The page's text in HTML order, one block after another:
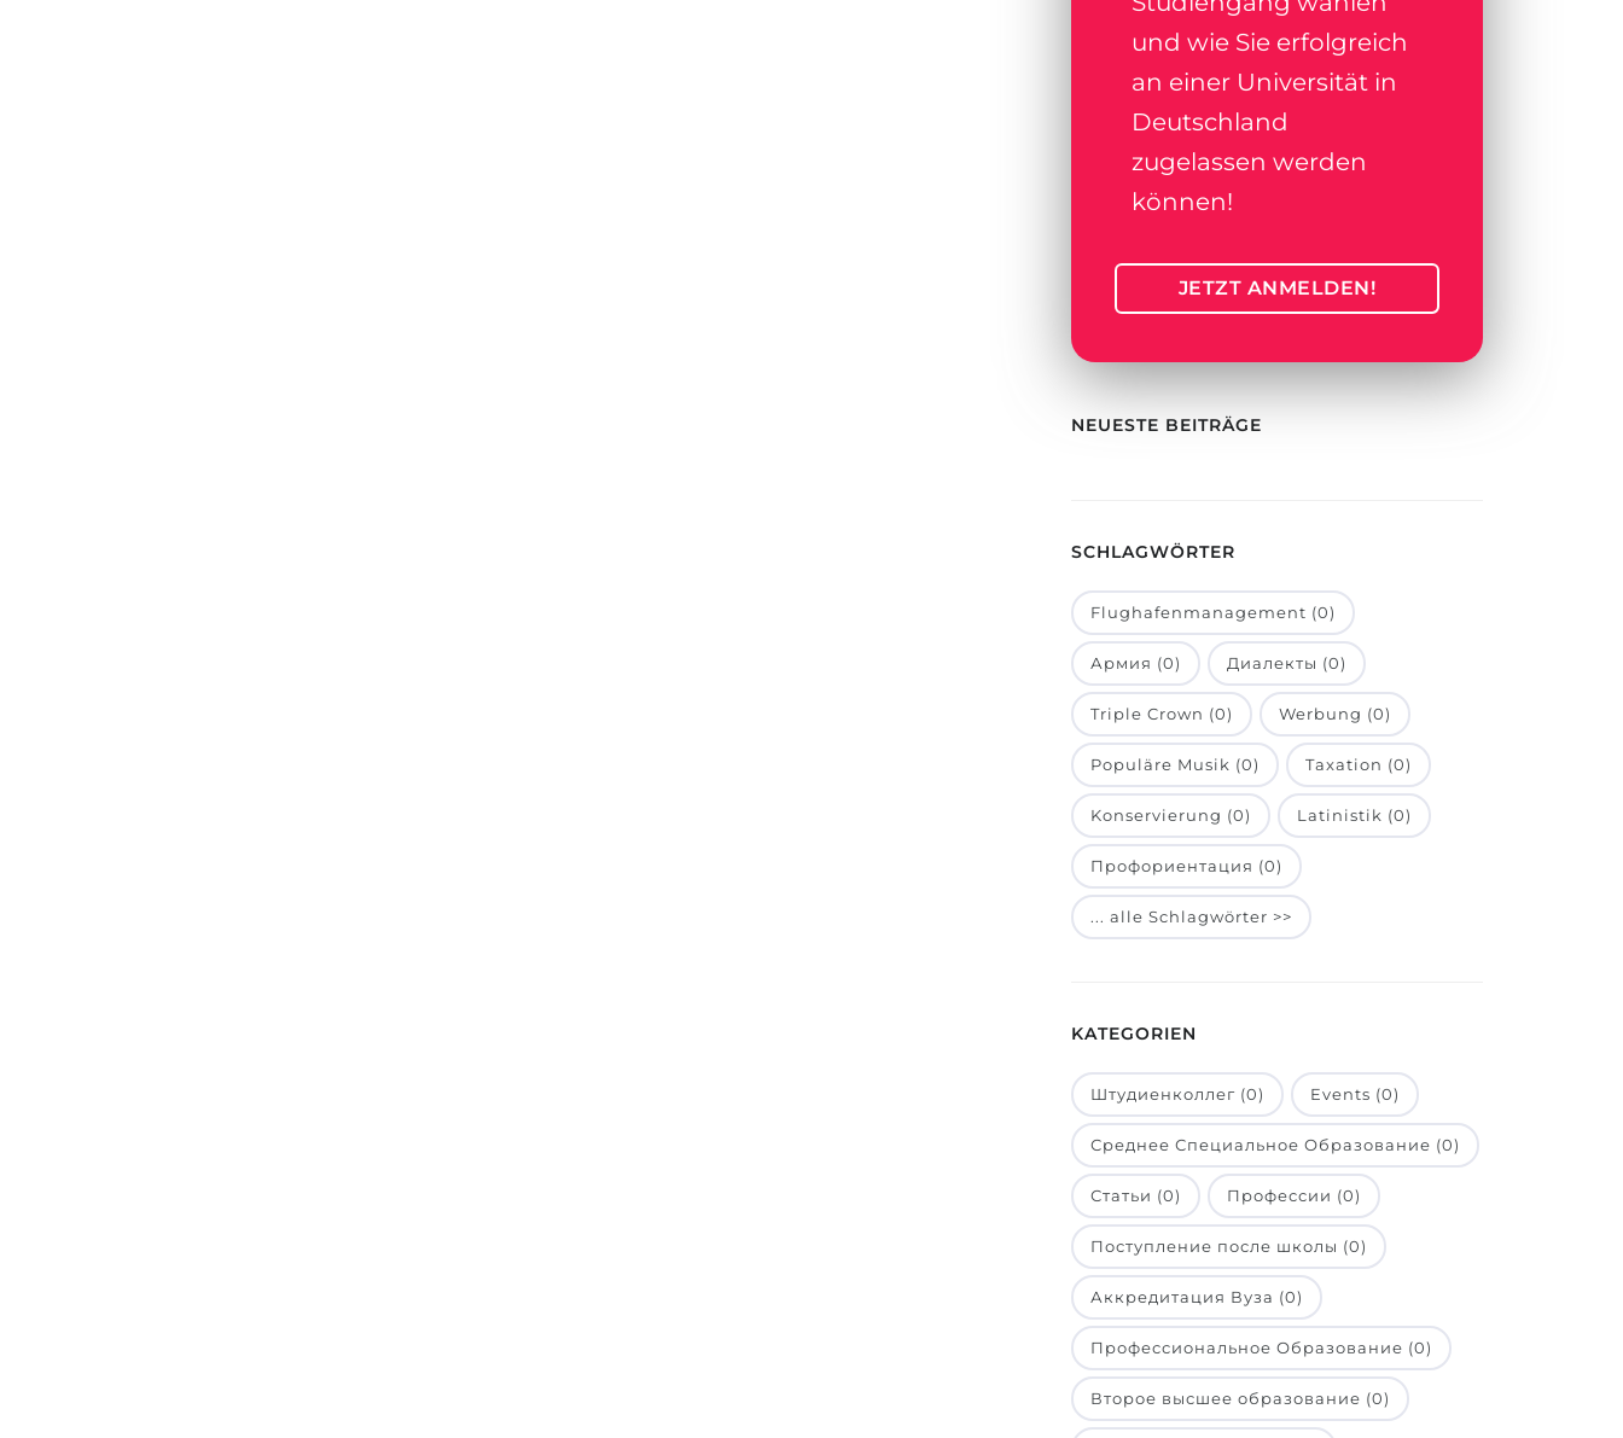
und wie Sie erfolgreich
an einer Universität in
Deutschland
zugelassen werden
können!
JETZT ANMELDEN!
NEUESTE BEITRÄGE
SCHLAGWÖRTER
Flughafenmanagement (0)
Армия (0) Диалекты (0)
Triple Crown (0) Werbung (0)
Populäre Musik (0) Taxation (0)
Konservierung (0) Latinistik (0)
Профориентация (0)
... alle Schlagwörter >>
KATEGORIEN
Штудиенколлег (0) Events (0)
Среднее Специальное Образование (0)
Статьи (0) Профессии (0)
Поступление после школы (0)
Аккредитация Вуза (0)
Профессиональное Образование (0)
Второе высшее образование (0)